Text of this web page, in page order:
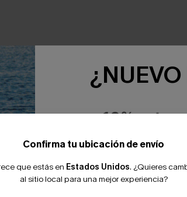
Confirma tu ubicación de envío
que estás en Estados Unidos. ¿Quieres
al sitio local para una mejor experiencia?
-10% extra